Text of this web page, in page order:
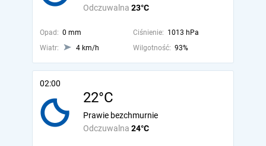
Odczuwalna 23°C
Opad: 0 mm Ciśnienie: 1013 hPa
Wiatr:
4 km/h Wilgotność: 93%
02:00
22°C
Odczuwalna 24°C
Prawie bezchmurnie